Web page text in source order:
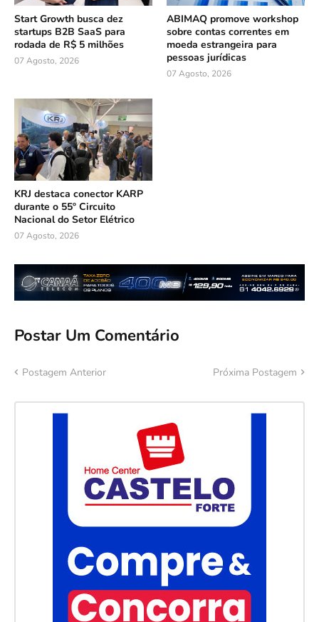
Start Growth busca dez
startups B2B SaaS para
rodada de R$ 5 milhões
07 Agosto, 2026
ABIMAQ promove workshop
sobre contas correntes em
moeda estrangeira para
pessoas jurídicas
07 Agosto, 2026
KRJ destaca conector KARP
durante o 55º Circuito
Nacional do Setor Elétrico
07 Agosto, 2026
Postar Um Comentário
Postagem Anterior Próxima Postagem